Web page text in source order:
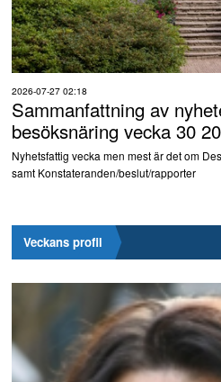
2026-07-27 02:18
Sammanfattning av
besöksnäring vecka 30
Nyhetsfattig vecka men mest är det om
samt Konstateranden/beslut/rapporter
Veckans profil